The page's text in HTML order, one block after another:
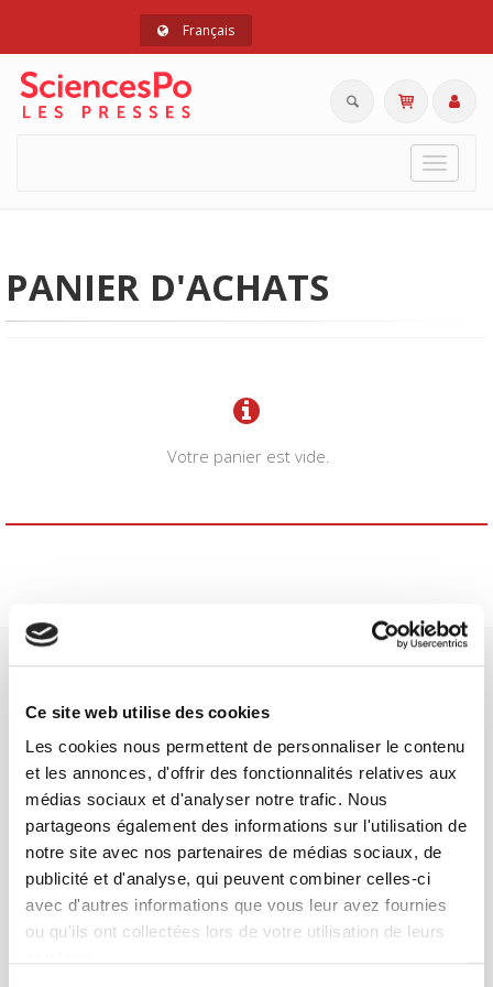
Ce site web utilise des cookies
Les cookies nous permettent de personnaliser le contenu
et les annonces, d'offrir des fonctionnalités relatives aux
médias sociaux et d'analyser notre trafic. Nous
partageons également des informations sur l'utilisation de
notre site avec nos partenaires de médias sociaux, de
publicité et d'analyse, qui peuvent combiner celles-ci
avec d'autres informations que vous leur avez fournies
ou qu'ils ont collectées lors de votre utilisation de leurs
Français
Toggle
PANIER D'ACHATS
Votre panier est vide.
Maison d'édition dédiée aux sciences humaines et sociales, les
Presses de Sciences Po participent depuis leur création en 1976
à la transmission des savoirs et des idéescontinuer
CONTACTS
FOREIGN RIGHTS